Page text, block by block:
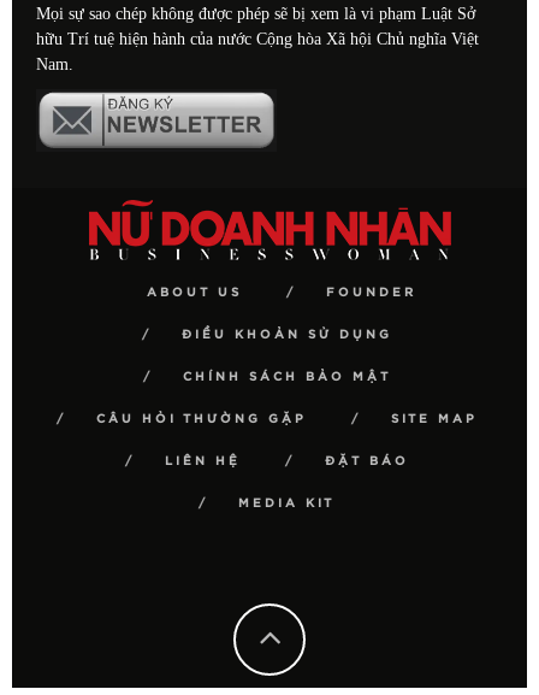
Mọi sự sao chép không được phép sẽ bị xem là vi phạm Luật Sở
hữu Trí tuệ hiện hành của nước Cộng hòa Xã hội Chủ nghĩa Việt
Nam.
ABOUT US FOUNDER
ĐIỀU KHOẢN SỬ DỤNG
CHÍNH SÁCH BẢO MẬT
CÂU HỎI THƯỜNG GẶP SITE MAP
LIÊN HỆ ĐẶT BÁO
MEDIA KIT